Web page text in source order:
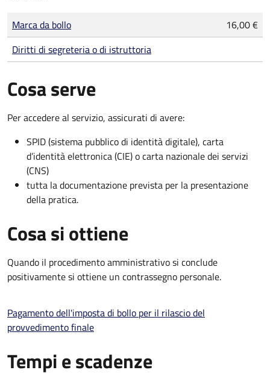
Tipo di pagamento
Importo
Marca da bollo
16,00 €
Diritti di segreteria o di istruttoria
Cosa serve
Per accedere al servizio, assicurati di avere:
SPID (sistema pubblico di identità digitale), carta
d’identità elettronica (CIE) o carta nazionale dei servizi
(CNS)
tutta la documentazione prevista per la presentazione
della pratica.
Cosa si ottiene
Quando il procedimento amministrativo si conclude
positivamente si ottiene un contrassegno personale.
Pagamento dell'imposta di bollo per il rilascio del
provvedimento finale
Tempi e scadenze